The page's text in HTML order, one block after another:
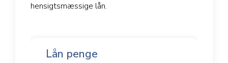
hensigtsmæssige lån.
Lån penge